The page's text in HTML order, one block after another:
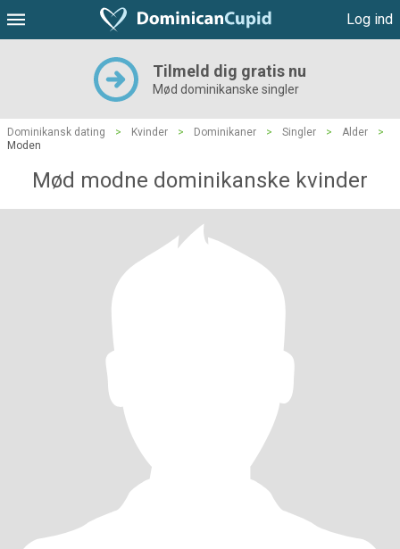
Log ind
Tilmeld dig gratis nu
Mød dominikanske singler
Dominikansk dating > Kvinder > Dominikaner > Singler > Alder
>
Moden
Mød modne dominikanske kvinder